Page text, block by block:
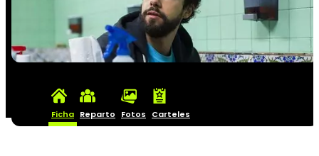
Ficha Reparto Fotos Carteles